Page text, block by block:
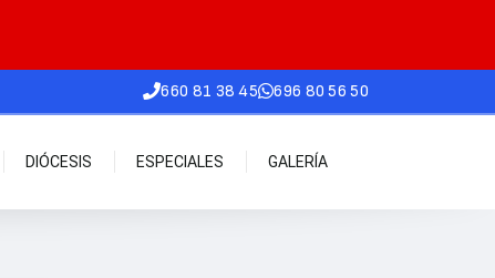
660 81 38 45 696 80 56 50
DIÓCESIS ESPECIALES GALERÍA